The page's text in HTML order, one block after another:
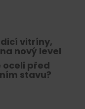
vitríny,
nový level
oceli před
stavu?